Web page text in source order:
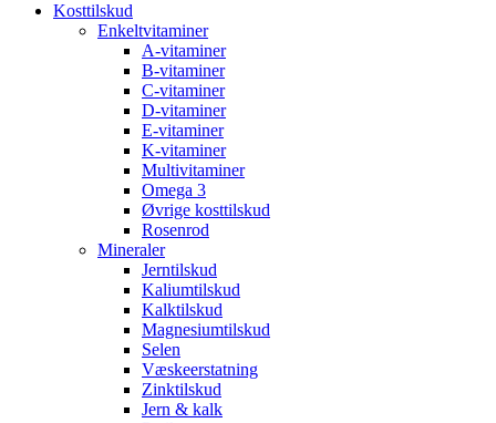
Kosttilskud
Enkeltvitaminer
A-vitaminer
B-vitaminer
C-vitaminer
D-vitaminer
E-vitaminer
K-vitaminer
Multivitaminer
Omega 3
Øvrige kosttilskud
Rosenrod
Mineraler
Jerntilskud
Kaliumtilskud
Kalktilskud
Magnesiumtilskud
Selen
Væskeerstatning
Zinktilskud
Jern & kalk